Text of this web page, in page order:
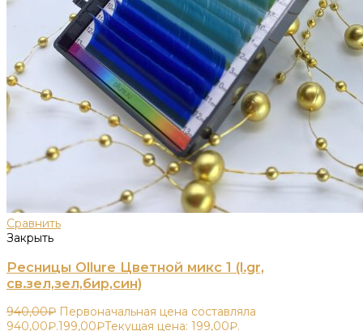
Сравнить
Закрыть
Ресницы Ollure Цветной микс 1 (l.gr,
св.зел,зел,бир,син)
940,00₽ Первоначальная цена составляла
940,00₽.199,00₽Текущая цена: 199,00₽.